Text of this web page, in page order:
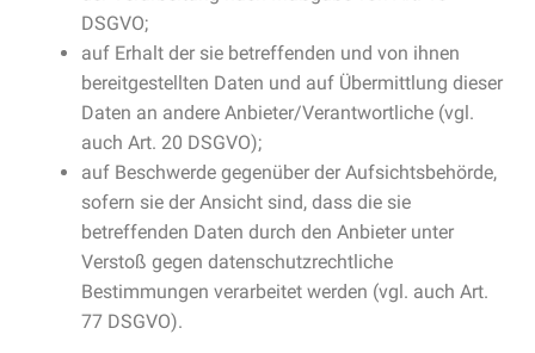
DSGVO;
auf Erhalt der sie betreffenden und von ihnen
bereitgestellten Daten und auf Übermittlung dieser
Daten an andere Anbieter/Verantwortliche (vgl.
auch Art. 20 DSGVO);
auf Beschwerde gegenüber der Aufsichtsbehörde,
sofern sie der Ansicht sind, dass die sie
betreffenden Daten durch den Anbieter unter
Verstoß gegen datenschutzrechtliche
Bestimmungen verarbeitet werden (vgl. auch Art.
77 DSGVO).